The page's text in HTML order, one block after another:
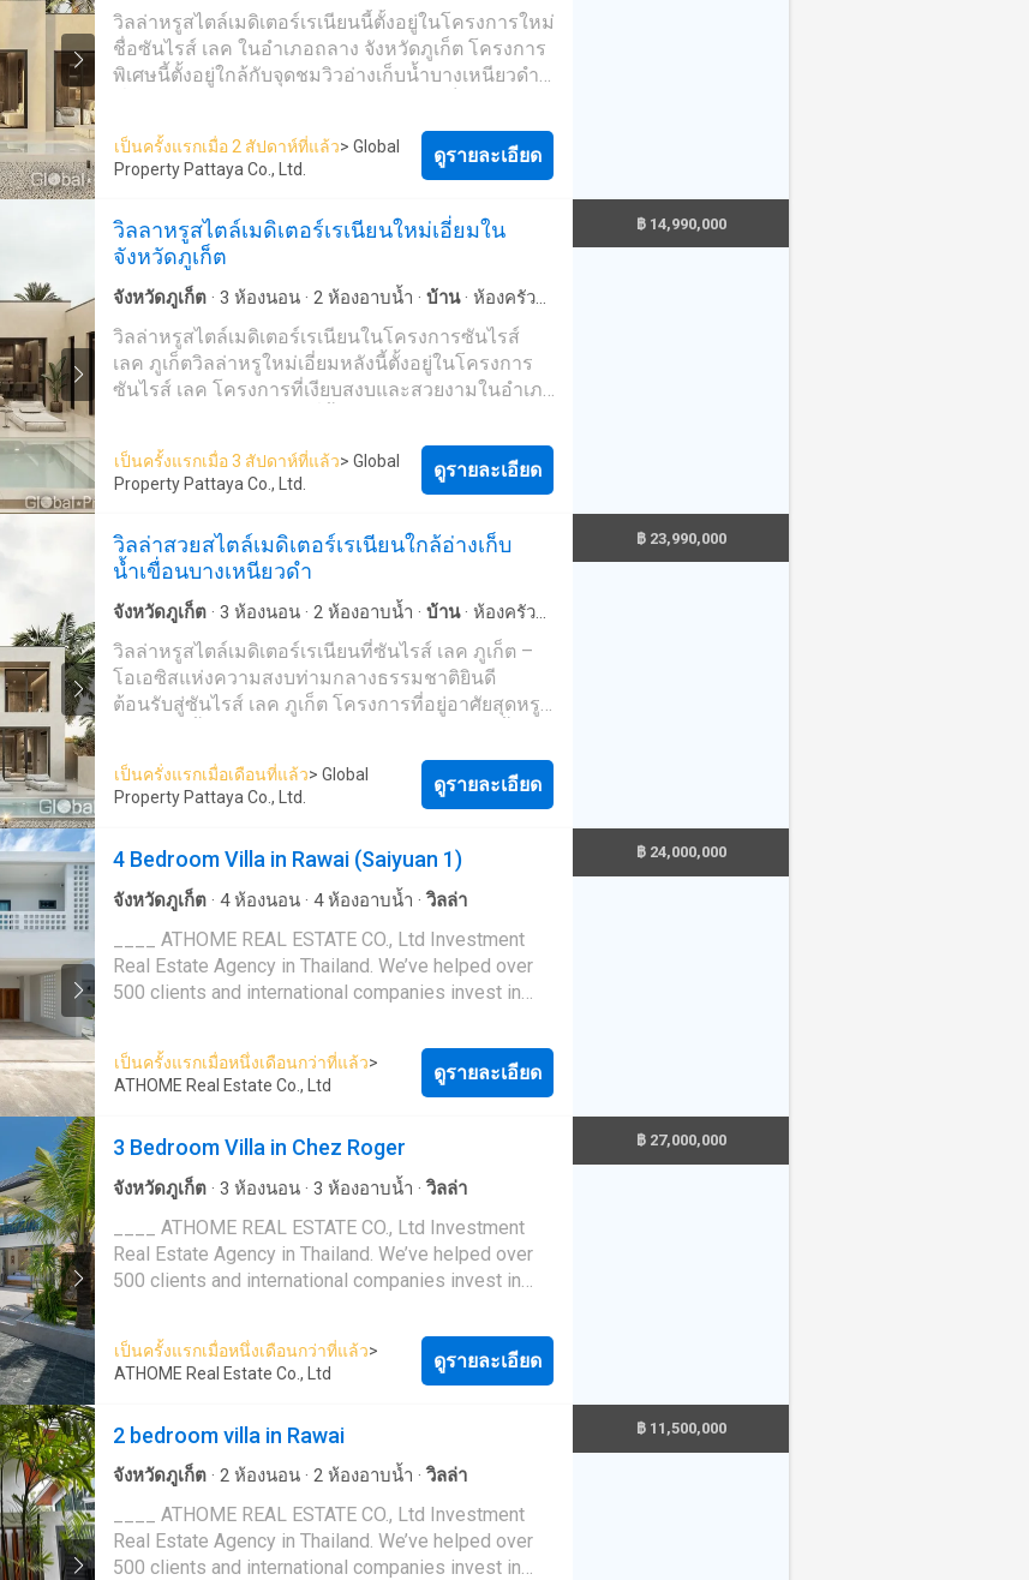
พร้อมอุปกรณ์
วิลล่าหรูสไตล์เมดิเตอร์เรเนียนนี้ตั้งอยู่ในโครงการใหม่
ชื่อซันไรส์ เลค ในอำเภอถลาง จังหวัดภูเก็ต โครงการ
พิเศษนี้ตั้งอยู่ใกล้กับจุดชมวิวอ่างเก็บน้ำบางเหนียวดำ
บรรยากาศที่เงียบสงบและเป็นส่วนตัววิลล่านี้มี 2 ห้อง
นอน 2 ห้องน้ำ และ 1 ชั้น มีห้องนั่งเล่นที่ทันสมัยและ
หรูหรา, ห้องครัวสไตล์ยุโรป และพื้นที่รับประทาน
สระที่เหมาะสำหรับการพักผ่อนหรือสังสรรค์ ตั้งอยู่บน
พื้นที่ขนาด 46.25 ตารางวา (185 ตารางเมตร)นอกจาก
สิ่งอำนวยความสะดวกของวิลล่านี้แล้ว พื้นที่ส่วนกลาง
ยังมีแผนกต้อนรับ, ห้องฟิตเนส, ซาวน่า, และระบบ
รักษาความปลอดภัย 24 ชั่วโมงพร้อมกล้องวงจรปิด
เพื่อความสบายใจของผู้อยู่อาศัยสิ่งที่ทำให้วิลล่านี้มี
ความพิเศษ คือความหลากหลายของการใช้งาน คุณ
โดยโครงการมีทีมบริหารที่พร้อมดูแลบ้านของคุณให้
อยู่ในสภาพสมบูรณ์แบบอย่าพลาดโอกาสในการเป็น
เจ้าของที่พักหรูหนึ่งในทำเลที่เงียบสงบที่สุดของจังหวัด
เป็นครั้งแรกเมื่อ 2 สัปดาห์ที่แล้ว> Global
Property Pattaya Co., Ltd.
ดูรายละเอียด
วิลลาหรูสไตล์เมดิเตอร์เรเนียนใหม่เอี่ยมใน
จังหวัดภูเก็ต
จังหวัดภูเก็ต · 3 ห้องนอน · 2 ห้องอาบน้ำ · บ้าน · ห้องครัว
พร้อมอุปกรณ์
วิลล่าหรูสไตล์เมดิเตอร์เรเนียนในโครงการซันไรส์
เลค ภูเก็ตวิลล่าหรูใหม่เอี่ยมหลังนี้ตั้งอยู่ในโครงการ
ซันไรส์ เลค โครงการที่เงียบสงบและสวยงามในอำเภอ
ยังจุดชมวิวอ่างเก็บน้ำบางเหนียว, คาเฟ่, ร้านอาหาร
ไทยและนานาชาติ, วัด, โรงเรียน และสถานที่อื่นๆอีก
มากมาย ซึ่งสามารถเดินทางไปถึงได้ภายในไม่กี่นาที
เมดิเตอร์เรเนียนที่ทันสมัย มาพร้อมกับ 3 ห้องนอน, 2
ห้องน้ำ, พื้นที่นั่งเล่นกว้างขวางพร้อมครัวยุโรป และ
พื้นที่รับประทานอาหาร, พื้นที่กลางแจ้งมีสระว่ายน้ำ
ส่วนตัวพร้อมพื้นที่อาบแดดและมุมบาร์บีคิว โอบล้อม
ด้วยสวนขนาดเล็ก บนที่ดินขนาด 46.25 ตารางวา (185
ตารางเมตร) และพื้นที่ใช้สอย 144.39 ตารางเมตรผู้อยู่
อาศัยยังสามารถใช้บริการสิ่งอำนวยความสะดวก
ระบบรักษาความปลอดภัย 24 ชั่วโมงพร้อมกล้อง
วงจรปิดวิลล่าแห่งนี้เป็นโอกาสการลงทุนที่ยอดเยี่ยม
เนื่องจากมีทีมบริหารโครงการที่พร้อมดูแลให้บ้านของ
การลงทุนเพื่อปล่อยเช่า หรือต้องการที่อยู่อาศัยสำหรับ
ตัวเอง ที่นี่ก็มอบทั้งความหรูหราและความสะดวก
สบายในหนึ่งเดียว
เป็นครั้งแรกเมื่อ 3 สัปดาห์ที่แล้ว> Global
Property Pattaya Co., Ltd.
ดูรายละเอียด
฿ 14,990,000
วิลล่าสวยสไตล์เมดิเตอร์เรเนียนใกล้อ่างเก็บ
น้ำเขื่อนบางเหนียวดำ
จังหวัดภูเก็ต · 3 ห้องนอน · 2 ห้องอาบน้ำ · บ้าน · ห้องครัว
พร้อมอุปกรณ์
วิลล่าหรูสไตล์เมดิเตอร์เรเนียนที่ซันไรส์ เลค ภูเก็ต –
โอเอซิสแห่งความสงบท่ามกลางธรรมชาติยินดี
ต้อนรับสู่ซันไรส์ เลค ภูเก็ต โครงการที่อยู่อาศัยสุดหรู
เหนียวดำ รายล้อมไปด้วยธรรมชาติ อากาศบริสุทธิ์
และบรรยากาศเงียบสงบ มอบความเป็นส่วนตัวและ
ความสะดวกสบายในทุกมิติของการใช้ชีวิตวิลล่า
สมัยและหรูหรา ก่อสร้างด้วยวัสดุที่มีคุณภาพ แข็งแรง
และทนทาน ภายในประกอบด้วย 3 ห้องนอน, 2
ห้องน้ำ, 2 ชั้น พร้อมห้องนั่งเล่นตกแต่งอย่างสวยงาม,
ครัวยุโรปพร้อมพื้นที่รับประทานอาหาร และพื้นที่
ใช้สอยที่กว้างขวาง, พื้นที่กลางแจ้งมีสระว่ายน้ำส่วน
ตัวพร้อมพื้นที่พักผ่อนริมสระ เหมาะสำหรับการ
ขนาดเล็ก ตัววิลล่าตั้งอยู่บนที่ดินขนาด 46.25 ตารางวา
(185 ตร.ม.) และมีพื้นที่ใช้สอย 174.84 ตร.ม.โครงการ
ยังมีสิ่งอำนวยความสะดวกระดับพรีเมียม เช่น ล็อบบี้
รักษาความปลอดภัยตลอด 24 ชั่วโมง พร้อมกล้อง
วงจรปิด เพื่อความอุ่นใจของผู้อยู่อาศัยวิลล่าแห่งนี้ถือ
เป็นโอกาสการลงทุนที่ยอดเยี่ยมเพราะทีมบริหาร
โครงการจะช่วยดูแลบ้านของคุณให้คงอยู่ในสภาพ
สมบูรณ์อยู่เสมอ ไม่ว่าคุณจะมองหาการลงทุนปล่อย
เช่าที่ให้ผลตอบแทนสูง หรือบ้านพักอาศัยสุดหรูสำหรับ
หรูหรา ความสะดวกสบาย และความเป็นส่วนตัวให้กับ
คุณ
เป็นครั่งแรกเมื่อเดือนที่แล้ว> Global
Property Pattaya Co., Ltd.
ดูรายละเอียด
฿ 23,990,000
4 Bedroom Villa in Rawai (Saiyuan 1)
จังหวัดภูเก็ต · 4ห้องนอน · 4ห้องอาบน้ำ ·วิลล่า
Real Estate Agency in Thailand. We’ve helped over
500 clients and international companies invest in
Thailand’s leading developers ➤ Our services are
always free for buyers ➤ Our brokers have 20+
200 remote transactions ➤ 5.0 out of 5.0 honest
rating on Google Maps ➤ 4 days — average time
from request to deal ➤ Private investment club for
our clients With us, you can: ➤ Purchase property
online or offline ➤ Rent a condo or villa ➤ Invest with
returns of up to 40% in foreign currency What you
Thailand ➤ Presentation of top property options ➤
Comfortable property tours by car ➤ Legal support
➤ Financial consulting ➤ Assistance with
work in Thailand: AT HOME Real Estate Co., Ltd. 299,
1, Pattaya City, Amphoe Bang Lamung, Chon Buri
developments in Pattaya — just message us the
word “CATALOG”. ❤️ Add this listing to your
Favorites so you don't lose it. 📞 Call +6662881----
เป็นครั้งแรกเมื่อหนึ่งเดือนกว่าที่แล้ว>
ATHOME Real Estate Co., Ltd
ดูรายละเอียด
฿ 24,000,000
3 Bedroom Villa in Chez Roger
จังหวัดภูเก็ต · 3 ห้องนอน · 3 ห้องอาบน้ำ ·วิลล่า
Real Estate Agency in Thailand. We’ve helped over
500 clients and international companies invest in
Thailand’s leading developers ➤ Our services are
always free for buyers ➤ Our brokers have 20+
200 remote transactions ➤ 5.0 out of 5.0 honest
rating on Google Maps ➤ 4 days — average time
from request to deal ➤ Private investment club for
our clients With us, you can: ➤ Purchase property
online or offline ➤ Rent a condo or villa ➤ Invest with
returns of up to 40% in foreign currency What you
เป็นครั้งแรกเมื่อหนึ่งเดือนกว่าที่แล้ว>
ATHOME Real Estate Co., Ltd
ดูรายละเอียด
฿ 27,000,000
2 bedroom villa in Rawai
จังหวัดภูเก็ต · 2 ห้องนอน · 2 ห้องอาบน้ำ ·วิลล่า
Real Estate Agency in Thailand. We’ve helped over
500 clients and international companies invest in
฿ 11,500,000